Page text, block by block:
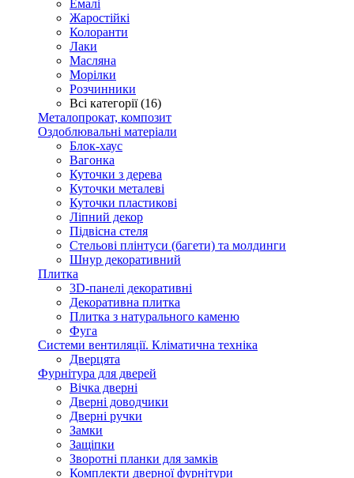
Емалі
Жаростійкі
Колоранти
Лаки
Масляна
Морілки
Розчинники
Всі категорії (16)
Металопрокат, композит
Оздоблювальні матеріали
Блок-хаус
Вагонка
Куточки з дерева
Куточки металеві
Куточки пластикові
Ліпний декор
Підвісна стеля
Стельові плінтуси (багети) та молдинги
Шнур декоративний
Плитка
3D-панелі декоративні
Декоративна плитка
Плитка з натурального каменю
Фуга
Системи вентиляції. Кліматична техніка
Дверцята
Фурнітура для дверей
Вічка дверні
Дверні доводчики
Дверні ручки
Замки
Защіпки
Зворотні планки для замків
Комплекти дверної фурнітури